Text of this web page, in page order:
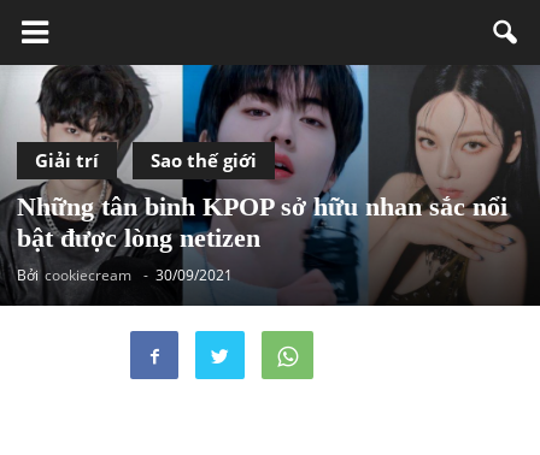
Giải trí Sao thế giới
Những tân binh KPOP sở hữu nhan sắc nổi
bật được lòng netizen
Bởi cookiecream - 30/09/2021